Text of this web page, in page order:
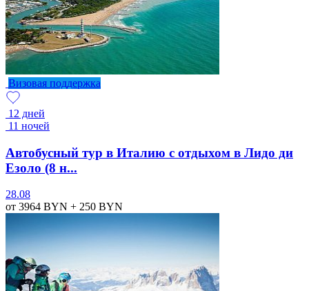
Визовая поддержка
12 дней
11 ночей
Автобусный тур в Италию с отдыхом в Лидо ди
Езоло (8 н...
28.08
от 3964 BYN + 250 BYN